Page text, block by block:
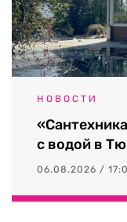
НОВОСТИ
с водой в
06.08.2026 /